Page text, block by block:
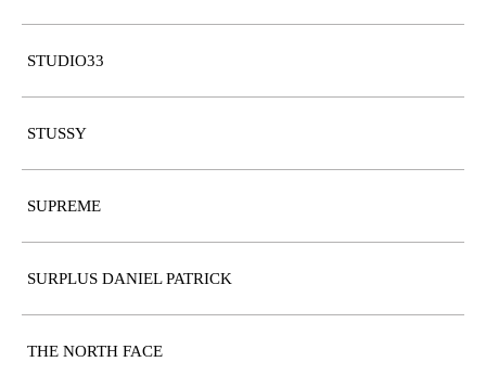
STUDIO33
STUSSY
SUPREME
SURPLUS DANIEL PATRICK
THE NORTH FACE